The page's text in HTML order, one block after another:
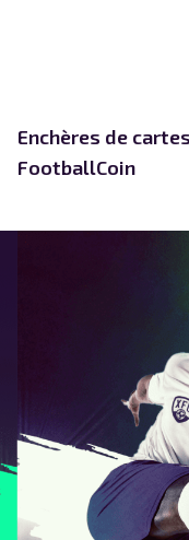
Enchères de
FootballCoin